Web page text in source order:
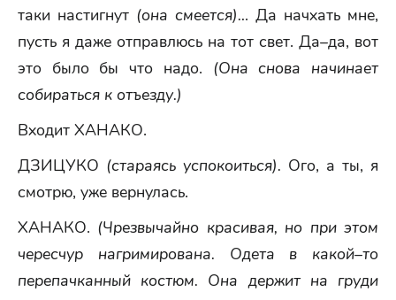
таки настигнут (она смеется)… Да начхать мне,
пусть я даже отправлюсь на тот свет. Да–да, вот
это было бы что надо. (Она снова начинает
собираться к отъезду.)
Входит ХАНАКО.
ДЗИЦУКО (стараясь успокоиться). Ого, а ты, я
смотрю, уже вернулась.
ХАНАКО. (Чрезвычайно красивая, но при этом
чересчур нагримирована. Одета в какой–то
перепачканный костюм. Она держит на груди